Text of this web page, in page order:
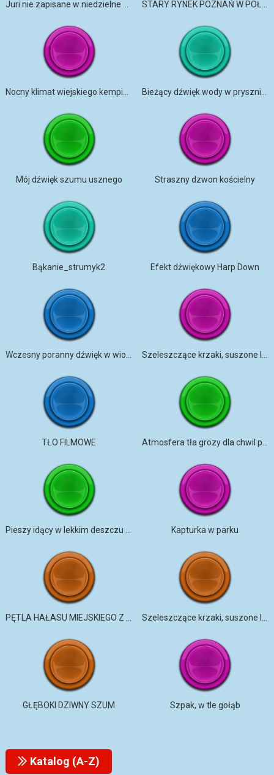
Mój dźwięk szumu usznego Straszny dzwon kościelny
Bąkanie_strumyk2 Efekt dźwiękowy Harp Down
TŁO FILMOWE
Kapturka w parku
GŁĘBOKI DZIWNY SZUM Szpak, w tle gołąb
Katalog (A-Z)